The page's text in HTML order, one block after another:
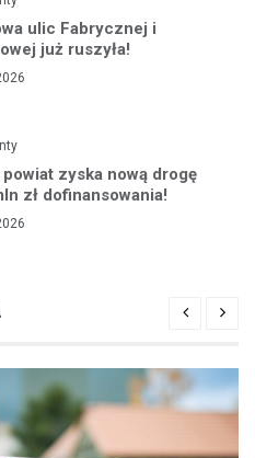
ulic Fabrycznej i
już ruszyła!
powiat zyska nową drogę
zł dofinansowania!